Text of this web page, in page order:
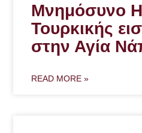
Μνημόσυνο
Τουρκικής
στην Αγία
READ MORE »